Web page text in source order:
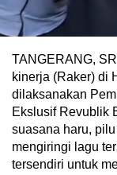
TANGERANG,
kinerja (Raker) di
dilaksanakan
Ekslusif Revublik
suasana haru,
mengiringi lagu
tersendiri untuk